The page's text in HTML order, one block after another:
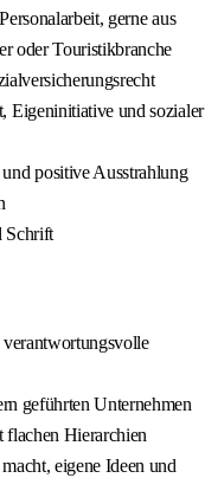
gerne aus
oder Touristikbranche
Eigeninitiative und sozialer
positive Ausstrahlung
Schrift
geführten Unternehmen
flachen Hierarchien
eigene Ideen und